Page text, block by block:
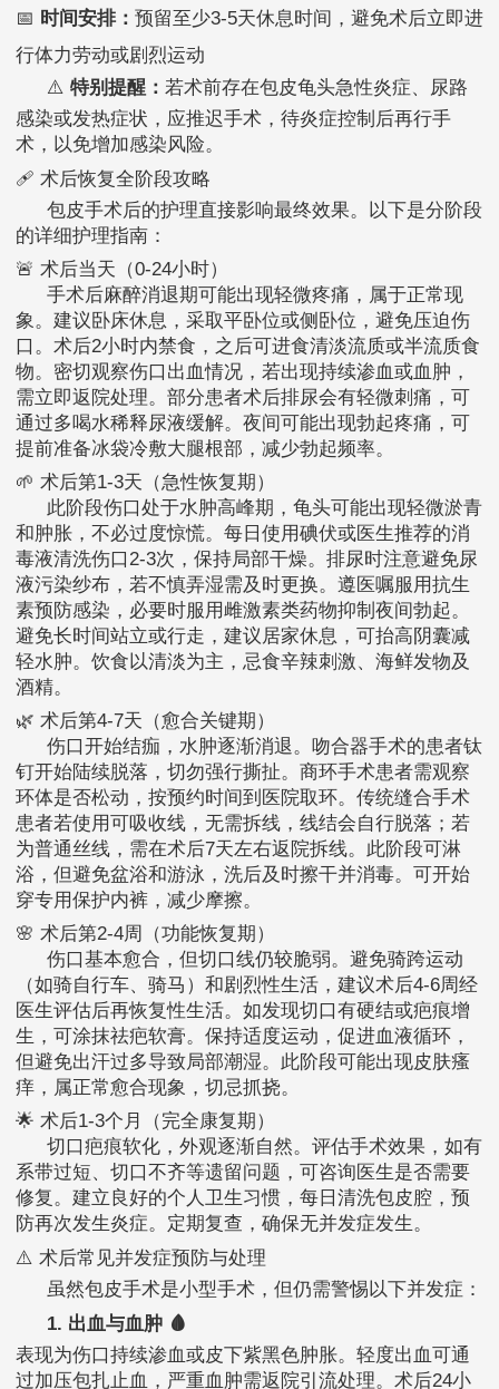
📅 时间安排： 预留至少3-5天休息时间，避免术后立即进
行体力劳动或剧烈运动
⚠️ 特别提醒： 若术前存在包皮龟头急性炎症、尿路
感染或发热症状，应推迟手术，待炎症控制后再行手
术，以免增加感染风险。
🩹 术后恢复全阶段攻略
包皮手术后的护理直接影响最终效果。以下是分阶段
的详细护理指南：
🚨 术后当天（0-24小时）
手术后麻醉消退期可能出现轻微疼痛，属于正常现
象。建议卧床休息，采取平卧位或侧卧位，避免压迫伤
口。术后2小时内禁食，之后可进食清淡流质或半流质食
物。密切观察伤口出血情况，若出现持续渗血或血肿，
需立即返院处理。部分患者术后排尿会有轻微刺痛，可
通过多喝水稀释尿液缓解。夜间可能出现勃起疼痛，可
提前准备冰袋冷敷大腿根部，减少勃起频率。
🌱 术后第1-3天（急性恢复期）
此阶段伤口处于水肿高峰期，龟头可能出现轻微淤青
和肿胀，不必过度惊慌。每日使用碘伏或医生推荐的消
毒液清洗伤口2-3次，保持局部干燥。排尿时注意避免尿
液污染纱布，若不慎弄湿需及时更换。遵医嘱服用抗生
素预防感染，必要时服用雌激素类药物抑制夜间勃起。
避免长时间站立或行走，建议居家休息，可抬高阴囊减
轻水肿。饮食以清淡为主，忌食辛辣刺激、海鲜发物及
酒精。
🌿 术后第4-7天（愈合关键期）
伤口开始结痂，水肿逐渐消退。吻合器手术的患者钛
钉开始陆续脱落，切勿强行撕扯。商环手术患者需观察
环体是否松动，按预约时间到医院取环。传统缝合手术
患者若使用可吸收线，无需拆线，线结会自行脱落；若
为普通丝线，需在术后7天左右返院拆线。此阶段可淋
浴，但避免盆浴和游泳，洗后及时擦干并消毒。可开始
穿专用保护内裤，减少摩擦。
🌸 术后第2-4周（功能恢复期）
伤口基本愈合，但切口线仍较脆弱。避免骑跨运动
（如骑自行车、骑马）和剧烈性生活，建议术后4-6周经
医生评估后再恢复性生活。如发现切口有硬结或疤痕增
生，可涂抹祛疤软膏。保持适度运动，促进血液循环，
但避免出汗过多导致局部潮湿。此阶段可能出现皮肤瘙
痒，属正常愈合现象，切忌抓挠。
🌟 术后1-3个月（完全康复期）
切口疤痕软化，外观逐渐自然。评估手术效果，如有
系带过短、切口不齐等遗留问题，可咨询医生是否需要
修复。建立良好的个人卫生习惯，每日清洗包皮腔，预
防再次发生炎症。定期复查，确保无并发症发生。
⚠️ 术后常见并发症预防与处理
虽然包皮手术是小型手术，但仍需警惕以下并发症：
1. 出血与血肿 🩸
表现为伤口持续渗血或皮下紫黑色肿胀。轻度出血可通
过加压包扎止血，严重血肿需返院引流处理。术后24小